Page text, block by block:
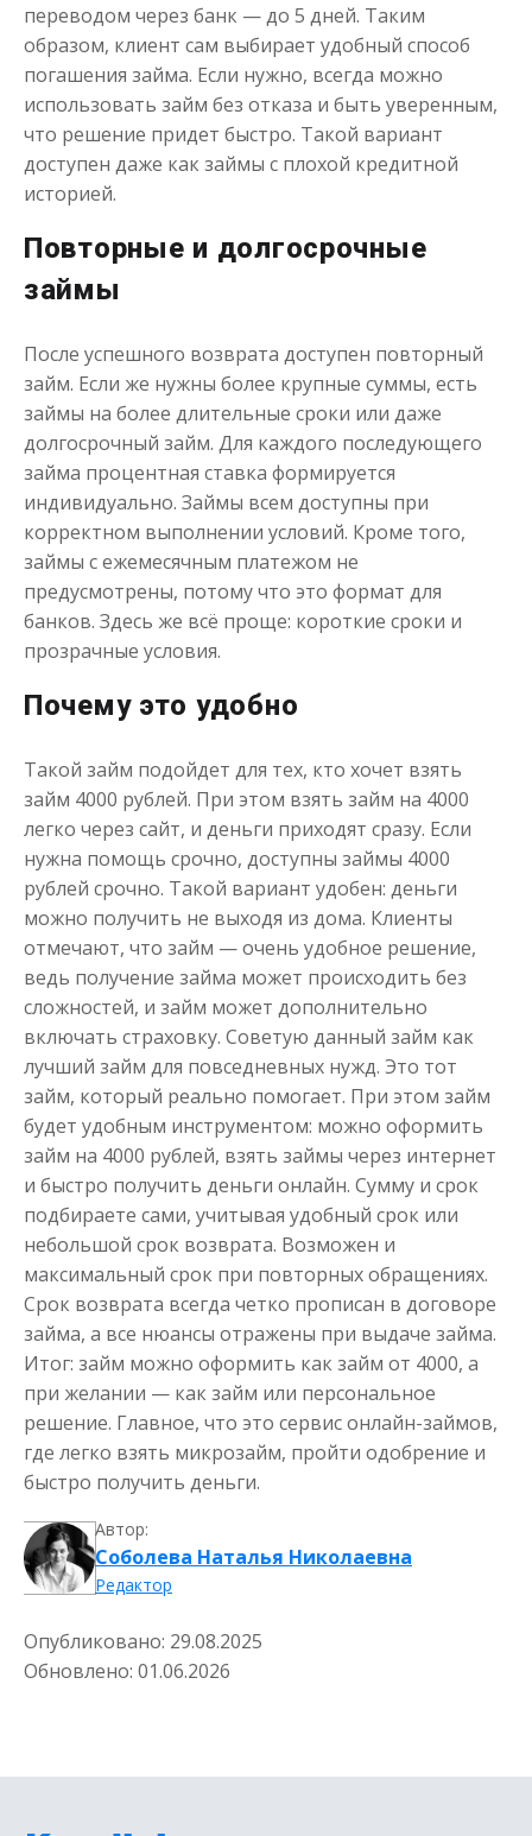
переводом через банк — до 5 дней. Таким
образом, клиент сам выбирает удобный способ
погашения займа. Если нужно, всегда можно
использовать займ без отказа и быть уверенным,
что решение придет быстро. Такой вариант
доступен даже как займы с плохой кредитной
историей.
Повторные и долгосрочные
займы
После успешного возврата доступен повторный
займ. Если же нужны более крупные суммы, есть
займы на более длительные сроки или даже
долгосрочный займ. Для каждого последующего
займа процентная ставка формируется
индивидуально. Займы всем доступны при
корректном выполнении условий. Кроме того,
займы с ежемесячным платежом не
предусмотрены, потому что это формат для
банков. Здесь же всё проще: короткие сроки и
прозрачные условия.
Почему это удобно
Такой займ подойдет для тех, кто хочет взять
займ 4000 рублей. При этом взять займ на 4000
легко через сайт, и деньги приходят сразу. Если
нужна помощь срочно, доступны займы 4000
рублей срочно. Такой вариант удобен: деньги
можно получить не выходя из дома. Клиенты
отмечают, что займ — очень удобное решение,
ведь получение займа может происходить без
сложностей, и займ может дополнительно
включать страховку. Советую данный займ как
лучший займ для повседневных нужд. Это тот
займ, который реально помогает. При этом займ
будет удобным инструментом: можно оформить
займ на 4000 рублей, взять займы через интернет
и быстро получить деньги онлайн. Сумму и срок
подбираете сами, учитывая удобный срок или
небольшой срок возврата. Возможен и
максимальный срок при повторных обращениях.
Срок возврата всегда четко прописан в договоре
займа, а все нюансы отражены при выдаче займа.
Итог: займ можно оформить как займ от 4000, а
при желании — как займ или персональное
решение. Главное, что это сервис онлайн-займов,
где легко взять микрозайм, пройти одобрение и
быстро получить деньги.
Автор:
Соболева Наталья Николаевна
Редактор
Опубликовано: 29.08.2025
Обновлено: 01.06.2026